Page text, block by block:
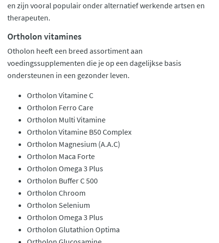
en zijn vooral populair onder alternatief werkende artsen en
therapeuten.
Ortholon vitamines
Otholon heeft een breed assortiment aan
voedingssupplementen die je op een dagelijkse basis
ondersteunen in een gezonder leven.
Ortholon Vitamine C
Ortholon Ferro Care
Ortholon Multi Vitamine
Ortholon Vitamine B50 Complex
Ortholon Magnesium (A.A.C)
Ortholon Maca Forte
Ortholon Omega 3 Plus
Ortholon Buffer C 500
Ortholon Chroom
Ortholon Selenium
Ortholon Omega 3 Plus
Ortholon Glutathion Optima